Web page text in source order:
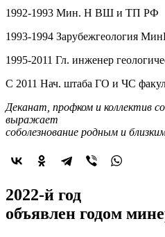
1992-1993 Мин. Н ВШ и ТП РФ
1993-1994 Зарубежгеология
1995-2011 Гл. инженер
С 2011 Нач. штаба ГО и ЧС
Деканат, профком и коллектив
выражает
соболезнование родным и
2022-й год
объявлен годом